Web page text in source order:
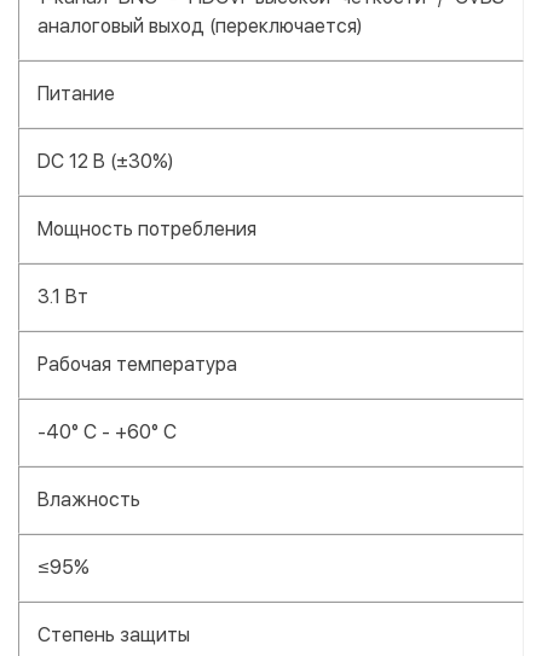
аналоговый выход (переключается)
Питание
DC 12 В (±30%)
Мощность потребления
3.1 Вт
Рабочая температура
-40° C - +60° C
Влажность
≤95%
Степень защиты